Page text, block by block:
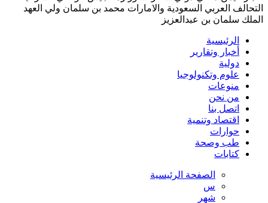
التحالف العربي السعودية والامارات محمد بن سلمان ولي العهد
الملك سلمان بن عبدالعزيز
الرئيسية
أخبار وتقارير
دولية
علوم وتكنولوجيا
منوعات
من نحن
اتصل بنا
اقتصاد وتنمية
حوارات
طب وصحة
كتابات
الصفحة الرئيسية
س
شهر